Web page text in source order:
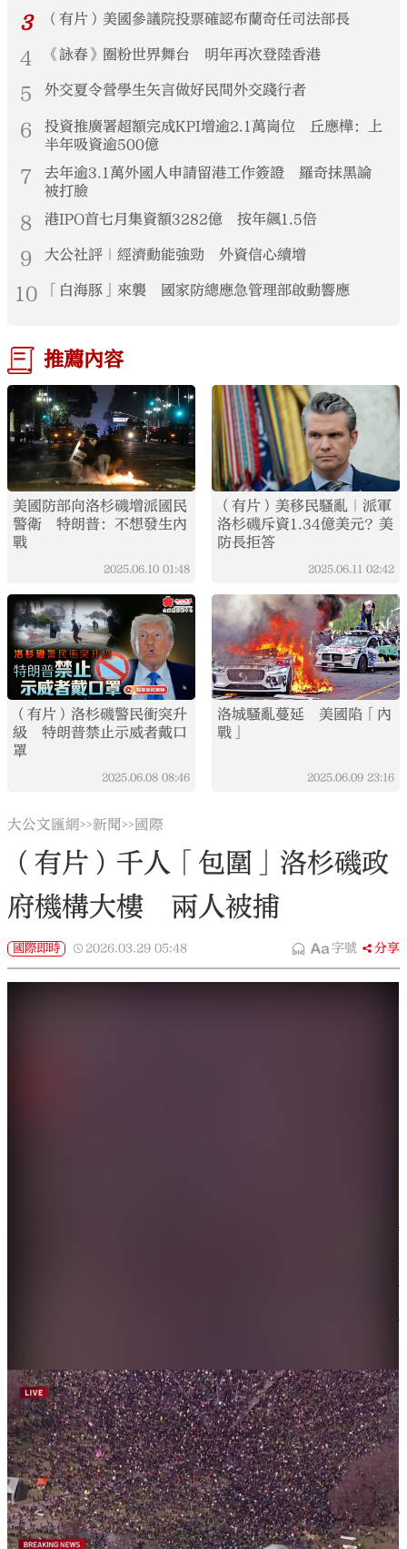
3 （有片）美國參議院投票確認布蘭奇任司法部長
4 《詠春》圈粉世界舞台 明年再次登陸香港
5 外交夏令營學生矢言做好民間外交踐行者
6
投資推廣署超額完成KPI增逾2.1萬崗位 丘應樺：上
半年吸資逾500億
7
去年逾3.1萬外國人申請留港工作簽證 羅奇抹黑論
被打臉
8 港IPO首七月集資額3282億 按年飆1.5倍
9 大公社評｜經濟動能強勁 外資信心續增
10 「白海豚」來襲 國家防總應急管理部啟動響應
推薦內容
美國防部向洛杉磯增派國民
警衛 特朗普：不想發生內
戰
2025.06.10 01:48
（有片）美移民騷亂｜派軍
洛杉磯斥資1.34億美元？美
防長拒答
2025.06.11 02:42
（有片）洛杉磯警民衝突升
級 特朗普禁止示威者戴口
罩
2025.06.08 08:46
洛城騷亂蔓延 美國陷「內
戰」
2025.06.09 23:16
大公文匯網>>新聞>> 國際
（有片）千人「包圍」洛杉磯政
府機構大樓 兩人被捕
國際即時 2026.03.29 05:48 字號 分享
大公文匯全媒體報道，據CCTV國際時訊消息，當地時
間3月28日，美國國土安全部在社交媒體發文表示，在
當天抗議遊行結束後，約1000名抗議者「包圍」了洛
杉磯的羅伊巴爾聯邦大樓，並與警方發生衝突。據
美國國土安全部稱，兩名聯邦工作人員被擊中，目前
正在接受治療，另有兩名抗議者因襲擊聯邦執法部門
被捕。
美國總統特朗普的政策引發國內外憤怒。美國國內及
全球多個國家28日舉行名為「不要國王」（No
Kings）的反特朗普示威活動，表達對美國攻打伊朗、